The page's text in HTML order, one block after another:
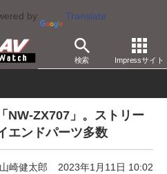
by Translate
検索 Impressサイト
ーディオ ウォークマン
NW-ZX707」。ストリー
エンドパーツ多数
山崎健太郎 2023年1月11日 10:02